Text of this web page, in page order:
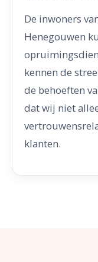
De inwoners
Henegouwen
kennen de
de behoeften
dat wij niet
klanten.